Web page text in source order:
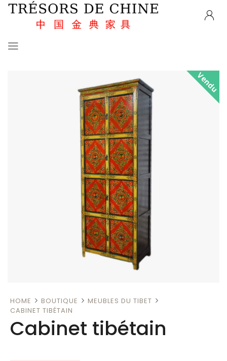
Vendu
HOME BOUTIQUE
MEUBLES DU TIBET
CABINET TIBÉTAIN
Cabinet tibétain